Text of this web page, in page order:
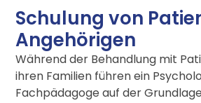
Schulung von
Angehörigen
Während der Behandlung mit
ihren Familien führen ein
Fachpädagoge auf der